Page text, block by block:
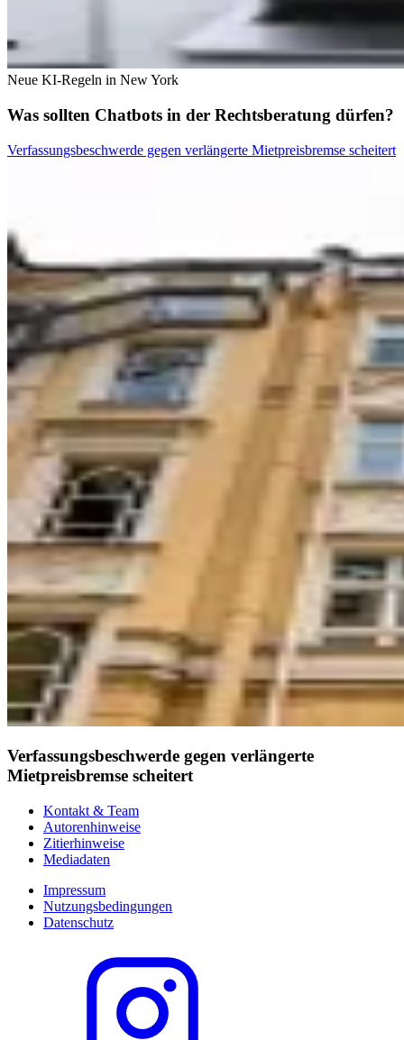
Neue KI-Regeln in New York
Was sollten Chatbots in der Rechtsberatung dürfen?
Verfassungsbeschwerde gegen verlängerte Mietpreisbremse scheitert
Verfassungsbeschwerde gegen verlängerte
Mietpreisbremse scheitert
Kontakt & Team
Autorenhinweise
Zitierhinweise
Mediadaten
Impressum
Nutzungsbedingungen
Datenschutz